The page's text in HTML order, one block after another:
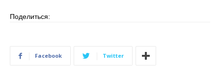
Поделиться:
Facebook Twitter